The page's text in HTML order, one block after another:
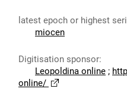
latest epoch or highest
miocen
Digitisation sponsor:
Leopoldina online ;
online/